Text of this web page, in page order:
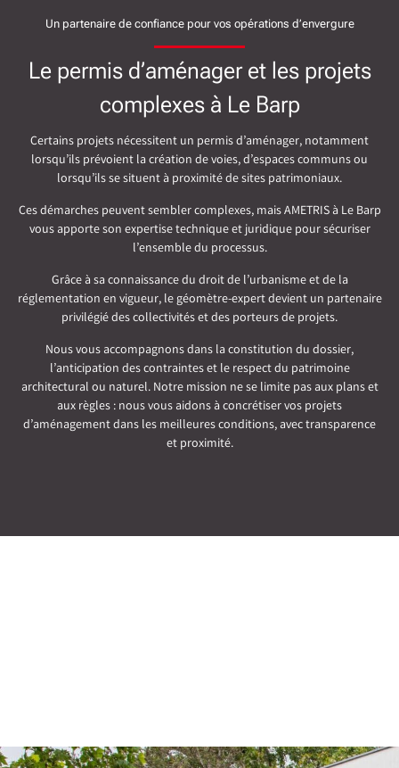
Un partenaire de confiance pour vos opérations d’envergure
Le permis d’aménager et les projets
complexes à Le Barp
Certains projets nécessitent un permis d’aménager, notamment
lorsqu’ils prévoient la création de voies, d’espaces communs ou
lorsqu’ils se situent à proximité de sites patrimoniaux.
Ces démarches peuvent sembler complexes, mais AMETRIS à Le Barp
vous apporte son expertise technique et juridique pour sécuriser
l’ensemble du processus.
Grâce à sa connaissance du droit de l’urbanisme et de la
réglementation en vigueur, le géomètre-expert devient un partenaire
privilégié des collectivités et des porteurs de projets.
Nous vous accompagnons dans la constitution du dossier,
l’anticipation des contraintes et le respect du patrimoine
architectural ou naturel. Notre mission ne se limite pas aux plans et
aux règles : nous vous aidons à concrétiser vos projets
d’aménagement dans les meilleures conditions, avec transparence
et proximité.